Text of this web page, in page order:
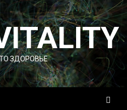
ЗДОРОВЬЕ